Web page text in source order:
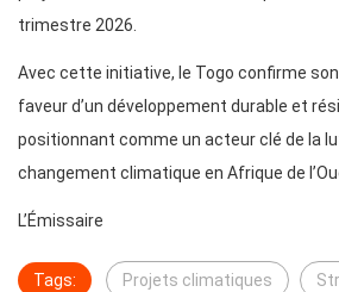
trimestre 2026.
Avec cette initiative, le Togo confirme
faveur d’un développement durable et
positionnant comme un acteur clé de la
changement climatique en Afrique de
L’Émissaire
Tags: Projets climatiques